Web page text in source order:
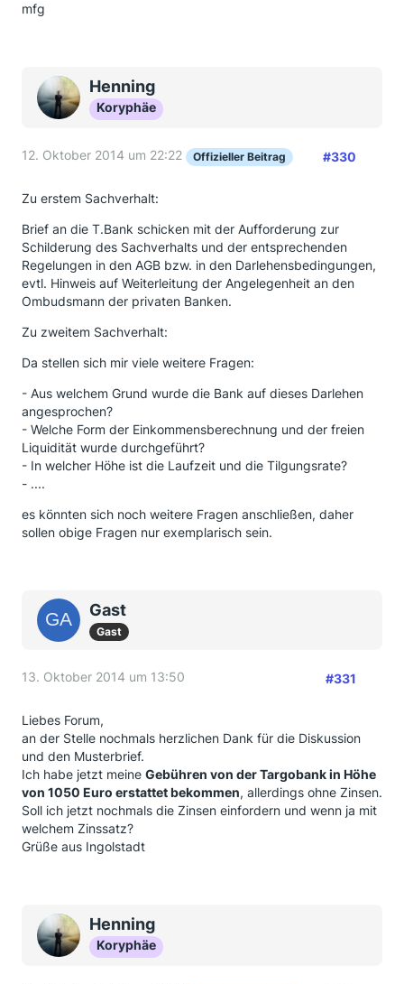
mfg
Henning
Koryphäe
12. Oktober 2014 um 22:22 Offizieller Beitrag #330
Zu erstem Sachverhalt:
Brief an die T.Bank schicken mit der Aufforderung zur
Schilderung des Sachverhalts und der entsprechenden
Regelungen in den AGB bzw. in den Darlehensbedingungen,
evtl. Hinweis auf Weiterleitung der Angelegenheit an den
Ombudsmann der privaten Banken.
Zu zweitem Sachverhalt:
Da stellen sich mir viele weitere Fragen:
- Aus welchem Grund wurde die Bank auf dieses Darlehen
angesprochen?
- Welche Form der Einkommensberechnung und der freien
Liquidität wurde durchgeführt?
- In welcher Höhe ist die Laufzeit und die Tilgungsrate?
- ....
es könnten sich noch weitere Fragen anschließen, daher
sollen obige Fragen nur exemplarisch sein.
Gast
Gast
13. Oktober 2014 um 13:50 #331
Liebes Forum,
an der Stelle nochmals herzlichen Dank für die Diskussion
und den Musterbrief.
Ich habe jetzt meine Gebühren von der Targobank in Höhe
von 1050 Euro erstattet bekommen, allerdings ohne Zinsen.
Soll ich jetzt nochmals die Zinsen einfordern und wenn ja mit
welchem Zinssatz?
Grüße aus Ingolstadt
Henning
Koryphäe